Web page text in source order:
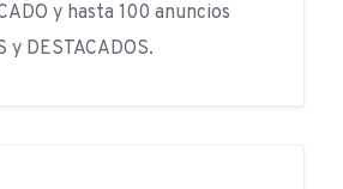
y hasta 100 anuncios
y DESTACADOS.